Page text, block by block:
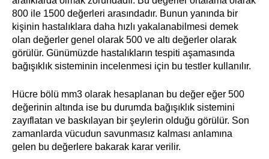
800 ile 1500 değerleri arasındadır. Bunun yanında bir
kişinin hastalıklara daha hızlı yakalanabilmesi demek
olan değerler genel olarak 500 ve altı değerler olarak
görülür. Günümüzde hastalıkların tespiti aşamasında
bağışıklık sisteminin incelenmesi için bu testler kullanılır.
Hücre bölü mm3 olarak hesaplanan bu değer eğer 500
değerinin altında ise bu durumda bağışıklık sistemini
zayıflatan ve baskılayan bir şeylerin olduğu görülür. Son
zamanlarda vücudun savunmasız kalması anlamına
gelen bu değerlere bakarak karar verilir.